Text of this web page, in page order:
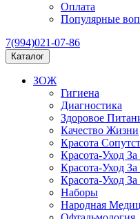
Оплата
Популярные
7(994)021-07-86
Каталог
ЗОЖ
Гигиена
Диагностика
Здоровое
Качество Жизни
Красота
Красота-Уход
Красота-Уход
Красота-Уход
Наборы
Народная